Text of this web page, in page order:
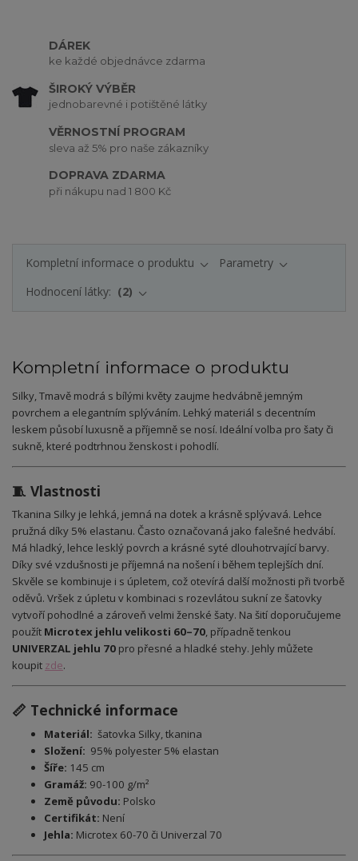
DÁREK
ke každé objednávce zdarma
ŠIROKÝ VÝBĚR
jednobarevné i potištěné látky
VĚRNOSTNÍ PROGRAM
sleva až 5% pro naše zákazníky
DOPRAVA ZDARMA
při nákupu nad 1 800 Kč
Kompletní informace o produktu
Parametry
Hodnocení látky:
2
Kompletní informace o produktu
Silky, Tmavě modrá s bílými květy zaujme hedvábně jemným
povrchem a elegantním splýváním. Lehký materiál s decentním
leskem působí luxusně a příjemně se nosí. Ideální volba pro šaty či
sukně, které podtrhnou ženskost i pohodlí.
🧵 Vlastnosti
Tkanina Silky je lehká, jemná na dotek a krásně splývavá. Lehce
pružná díky 5% elastanu. Často označovaná jako falešné hedvábí.
Má hladký, lehce lesklý povrch a krásné syté dlouhotrvající barvy.
Díky své vzdušnosti je příjemná na nošení i během teplejších dní.
Skvěle se kombinuje i s úpletem, což otevírá další možnosti při tvorbě
oděvů. Vršek z úpletu v kombinaci s rozevlátou sukní ze šatovky
vytvoří pohodlné a zároveň velmi ženské šaty. Na šití doporučujeme
použít Microtex jehlu velikosti 60–70, případně tenkou
UNIVERZAL jehlu 70 pro přesné a hladké stehy. Jehly můžete
koupit zde.
📏 Technické informace
Materiál: šatovka Silky, tkanina
Složení: 95% polyester 5% elastan
Šíře: 145 cm
Gramáž: 90-100 g/m²
Země původu: Polsko
Certifikát: Není
Jehla: Microtex 60-70 či Univerzal 70